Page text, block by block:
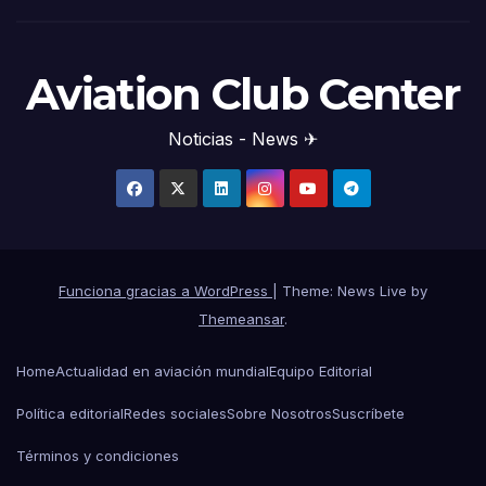
Aviation Club Center
Noticias - News ✈
Funciona gracias a WordPress
Theme: News Live by
Themeansar.
HomeActualidad en aviación mundialEquipo Editorial
Política editorialRedes socialesSobre NosotrosSuscríbete
Términos y condiciones